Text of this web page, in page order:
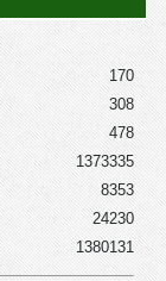
170
308
478
1373335
8353
24230
1380131